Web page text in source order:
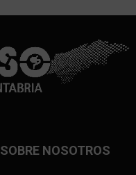
SOBRE NOSOTROS